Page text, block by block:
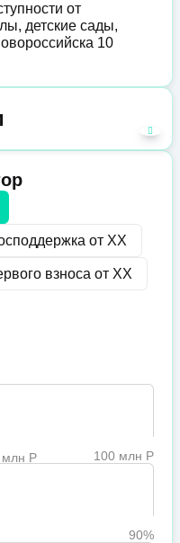
от
детские сады,
10
от XX
взноса от XX
млн Р
100 млн Р
90%